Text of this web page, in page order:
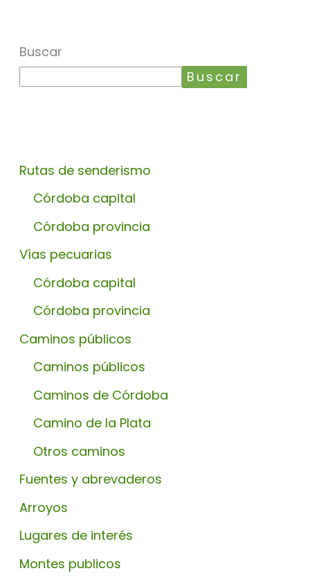
Buscar
Buscar
Rutas de senderismo
Córdoba capital
Córdoba provincia
Vías pecuarias
Córdoba capital
Córdoba provincia
Caminos públicos
Caminos públicos
Caminos de Córdoba
Camino de la Plata
Otros caminos
Fuentes y abrevaderos
Arroyos
Lugares de interés
Montes publicos